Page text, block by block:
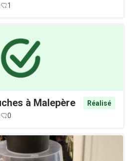
1
à Malepère
Réalisé
0